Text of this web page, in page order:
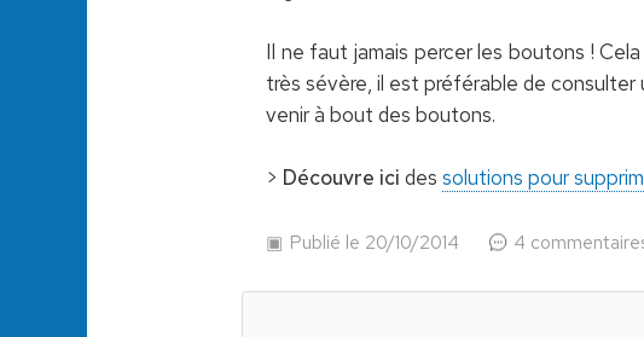
Il ne faut jamais percer les boutons !
très sévère, il est préférable de
venir à bout des boutons.
> Découvre ici des solutions pour
Publié le 20/10/2014 4